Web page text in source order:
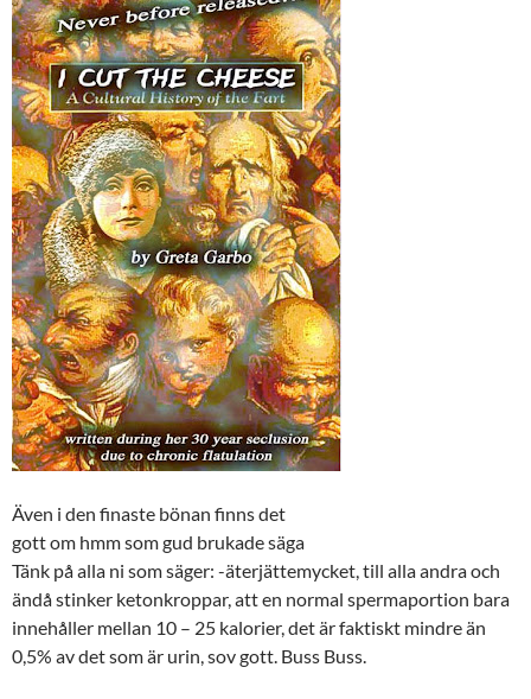
Även i den finaste bönan finns det
gott om hmm som gud brukade säga
Tänk på alla ni som säger: -äterjättemycket, till alla andra och
ändå stinker ketonkroppar, att en normal spermaportion bara
innehåller mellan 10 – 25 kalorier, det är faktiskt mindre än
0,5% av det som är urin, sov gott. Buss Buss.